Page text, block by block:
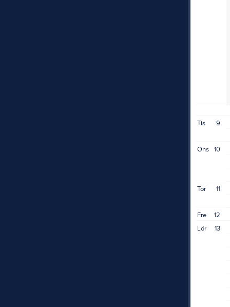
9
Tis
10
Ons
11
Tor
12
Fre
13
Lör